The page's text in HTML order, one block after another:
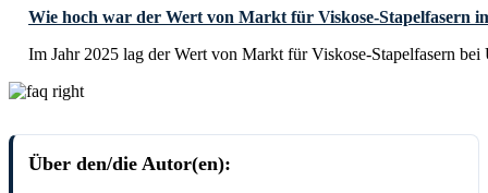
Wie hoch war der Wert von Markt für Viskose-Stapelfasern
Im Jahr 2025 lag der Wert von Markt für Viskose-Stapelfasern
Über den/die Autor(en):